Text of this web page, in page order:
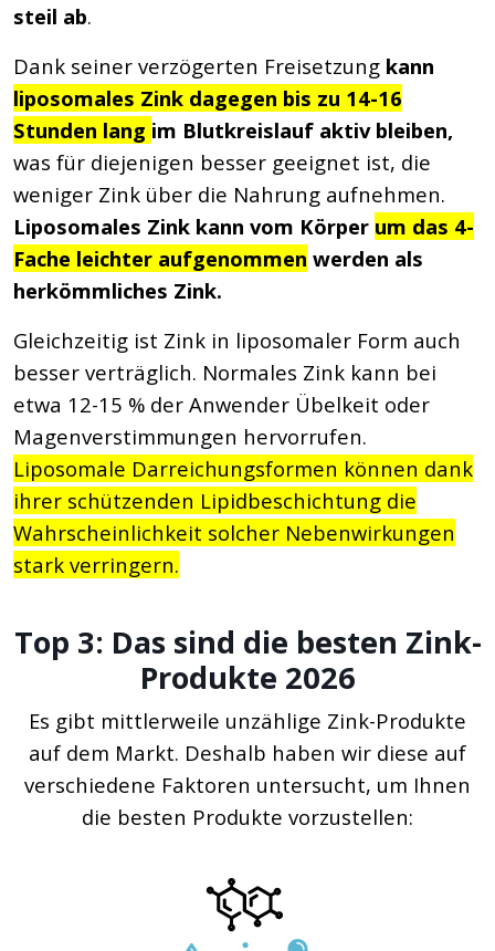
steil ab.
Dank seiner verzögerten Freisetzung kann
liposomales Zink dagegen bis zu 14-16
Stunden lang im Blutkreislauf aktiv bleiben,
was für diejenigen besser geeignet ist, die
weniger Zink über die Nahrung aufnehmen.
Liposomales Zink kann vom Körper um das 4-
Fache leichter aufgenommen werden als
herkömmliches Zink.
Gleichzeitig ist Zink in liposomaler Form auch
besser verträglich. Normales Zink kann bei
etwa 12-15 % der Anwender Übelkeit oder
Magenverstimmungen hervorrufen.
Liposomale Darreichungsformen können dank
ihrer schützenden Lipidbeschichtung die
Wahrscheinlichkeit solcher Nebenwirkungen
stark verringern.
Top 3: Das sind die besten Zink-
Produkte 2026
Es gibt mittlerweile unzählige Zink-Produkte
auf dem Markt. Deshalb haben wir diese auf
verschiedene Faktoren untersucht, um Ihnen
die besten Produkte vorzustellen: